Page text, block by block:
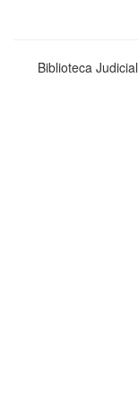
Biblioteca Judicial